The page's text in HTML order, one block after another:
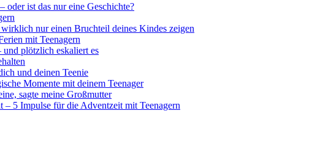
ist das nur eine Geschichte?
nur einen Bruchteil deines Kindes zeigen
mit Teenagern
und plötzlich eskaliert es
und deinen Teenie
Momente mit deinem Teenager
sagte meine Großmutter
– 5 Impulse für die Adventzeit mit Teenagern